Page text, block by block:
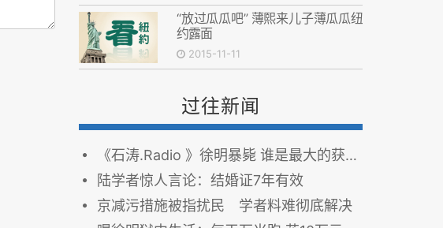
“放过瓜瓜吧” 薄熙来儿子薄瓜瓜纽
约露面
2015-11-11
过往新闻
《石涛.Radio 》徐明暴毙 谁是最大的获益者？
陆学者惊人言论：结婚证7年有效
京减污措施被指扰民 学者料难彻底解决